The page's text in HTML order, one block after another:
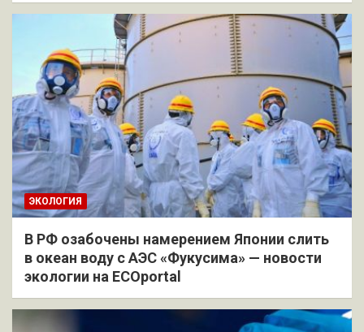
ЭКОЛОГИЯ
В РФ озабочены намерением Японии слить
в океан воду с АЭС «Фукусима» — новости
экологии на ECOportal